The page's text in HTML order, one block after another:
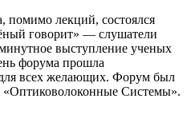
помимо лекций, состоялся
говорит» — слушатели
выступление ученых
форума прошла
всех желающих. Форум был
«Оптиковолоконные Системы».